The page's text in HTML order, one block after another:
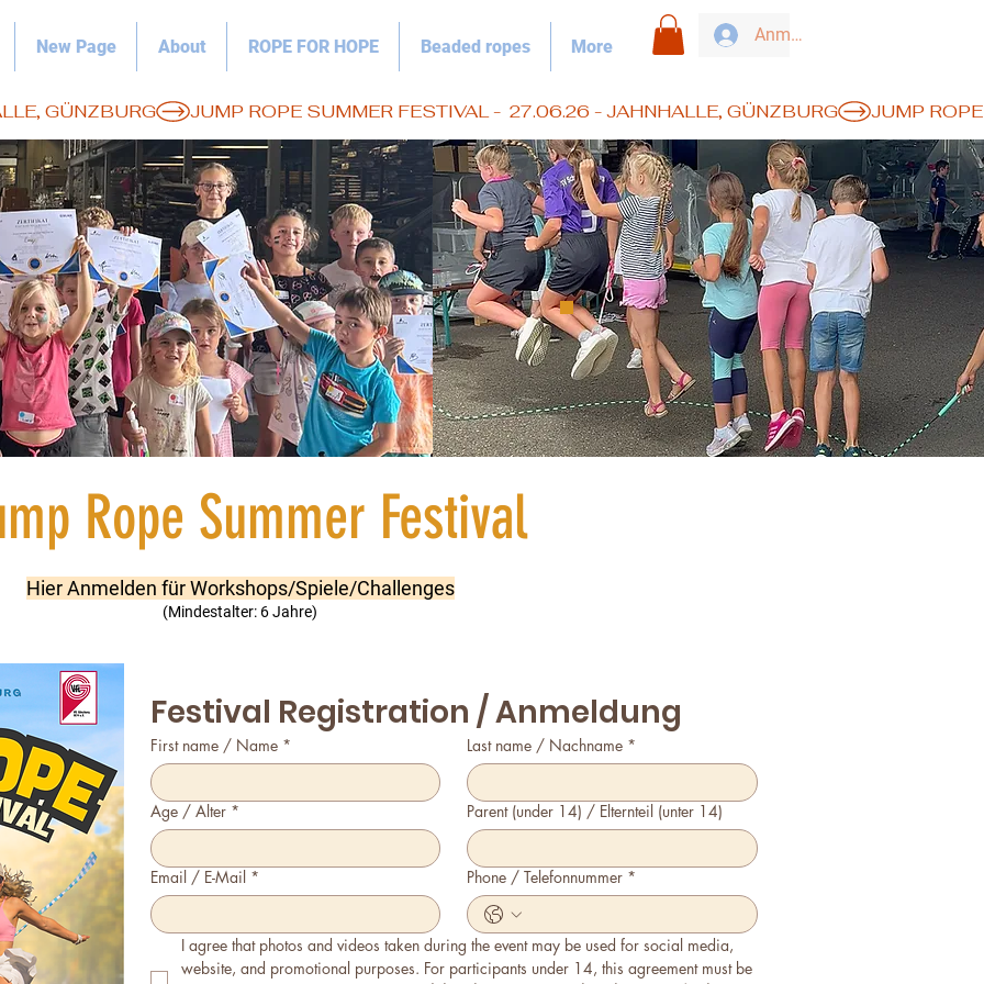
New Page About ROPE FOR HOPE Beaded ropes More
Anmelden
GÜNZBURG
Rope Summer Festival
Hier Anmelden für Workshops/Spiele/Challenges
(Mindestalter: 6 Jahre)
Festival Registration / Anmeldung
First name / Name * Last name / Nachname *
Age / Alter * Parent (under 14) / Elternteil (unter 14)
Email / E-Mail * Phone / Telefonnummer *
I agree that photos and videos taken during the event may be used for social media,
website, and promotional purposes. For participants under 14, this agreement must be